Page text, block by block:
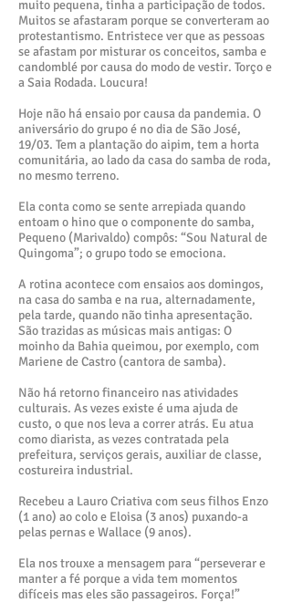
muito pequena, tinha a participação de todos.
Muitos se afastaram porque se converteram ao
protestantismo. Entristece ver que as pessoas
se afastam por misturar os conceitos, samba e
candomblé por causa do modo de vestir. Torço e
a Saia Rodada. Loucura!
Hoje não há ensaio por causa da pandemia. O
aniversário do grupo é no dia de São José,
19/03. Tem a plantação do aipim, tem a horta
comunitária, ao lado da casa do samba de roda,
no mesmo terreno.
Ela conta como se sente arrepiada quando
entoam o hino que o componente do samba,
Pequeno (Marivaldo) compôs: “Sou Natural de
Quingoma”; o grupo todo se emociona.
A rotina acontece com ensaios aos domingos,
na casa do samba e na rua, alternadamente,
pela tarde, quando não tinha apresentação.
São trazidas as músicas mais antigas: O
moinho da Bahia queimou, por exemplo, com
Mariene de Castro (cantora de samba).
Não há retorno financeiro nas atividades
culturais. As vezes existe é uma ajuda de
custo, o que nos leva a correr atrás. Eu atua
como diarista, as vezes contratada pela
prefeitura, serviços gerais, auxiliar de classe,
costureira industrial.
Recebeu a Lauro Criativa com seus filhos Enzo
(1 ano) ao colo e Eloisa (3 anos) puxando-a
pelas pernas e Wallace (9 anos).
Ela nos trouxe a mensagem para “perseverar e
manter a fé porque a vida tem momentos
difíceis mas eles são passageiros. Força!”